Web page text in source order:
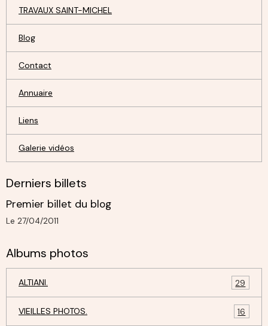
TRAVAUX SAINT-MICHEL
Blog
Contact
Annuaire
Liens
Galerie vidéos
Derniers billets
Premier billet du blog
Le 27/04/2011
Albums photos
ALTIANI. 29
VIEILLES PHOTOS. 16